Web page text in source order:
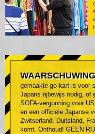
WAARSCHUWING
gemaakte go-kart is voor
Japans rijbewijs nodig, of
SOFA-vergunning voor
en een officiële Japanse
Zwitserland, Duitsland,
komt. Onthoud! GEEN